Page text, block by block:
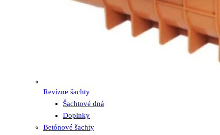
Revízne šachty
Šachtové dná
Doplnky
Betónové šachty